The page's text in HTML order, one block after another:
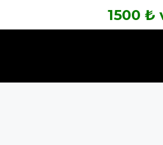
1500 ₺